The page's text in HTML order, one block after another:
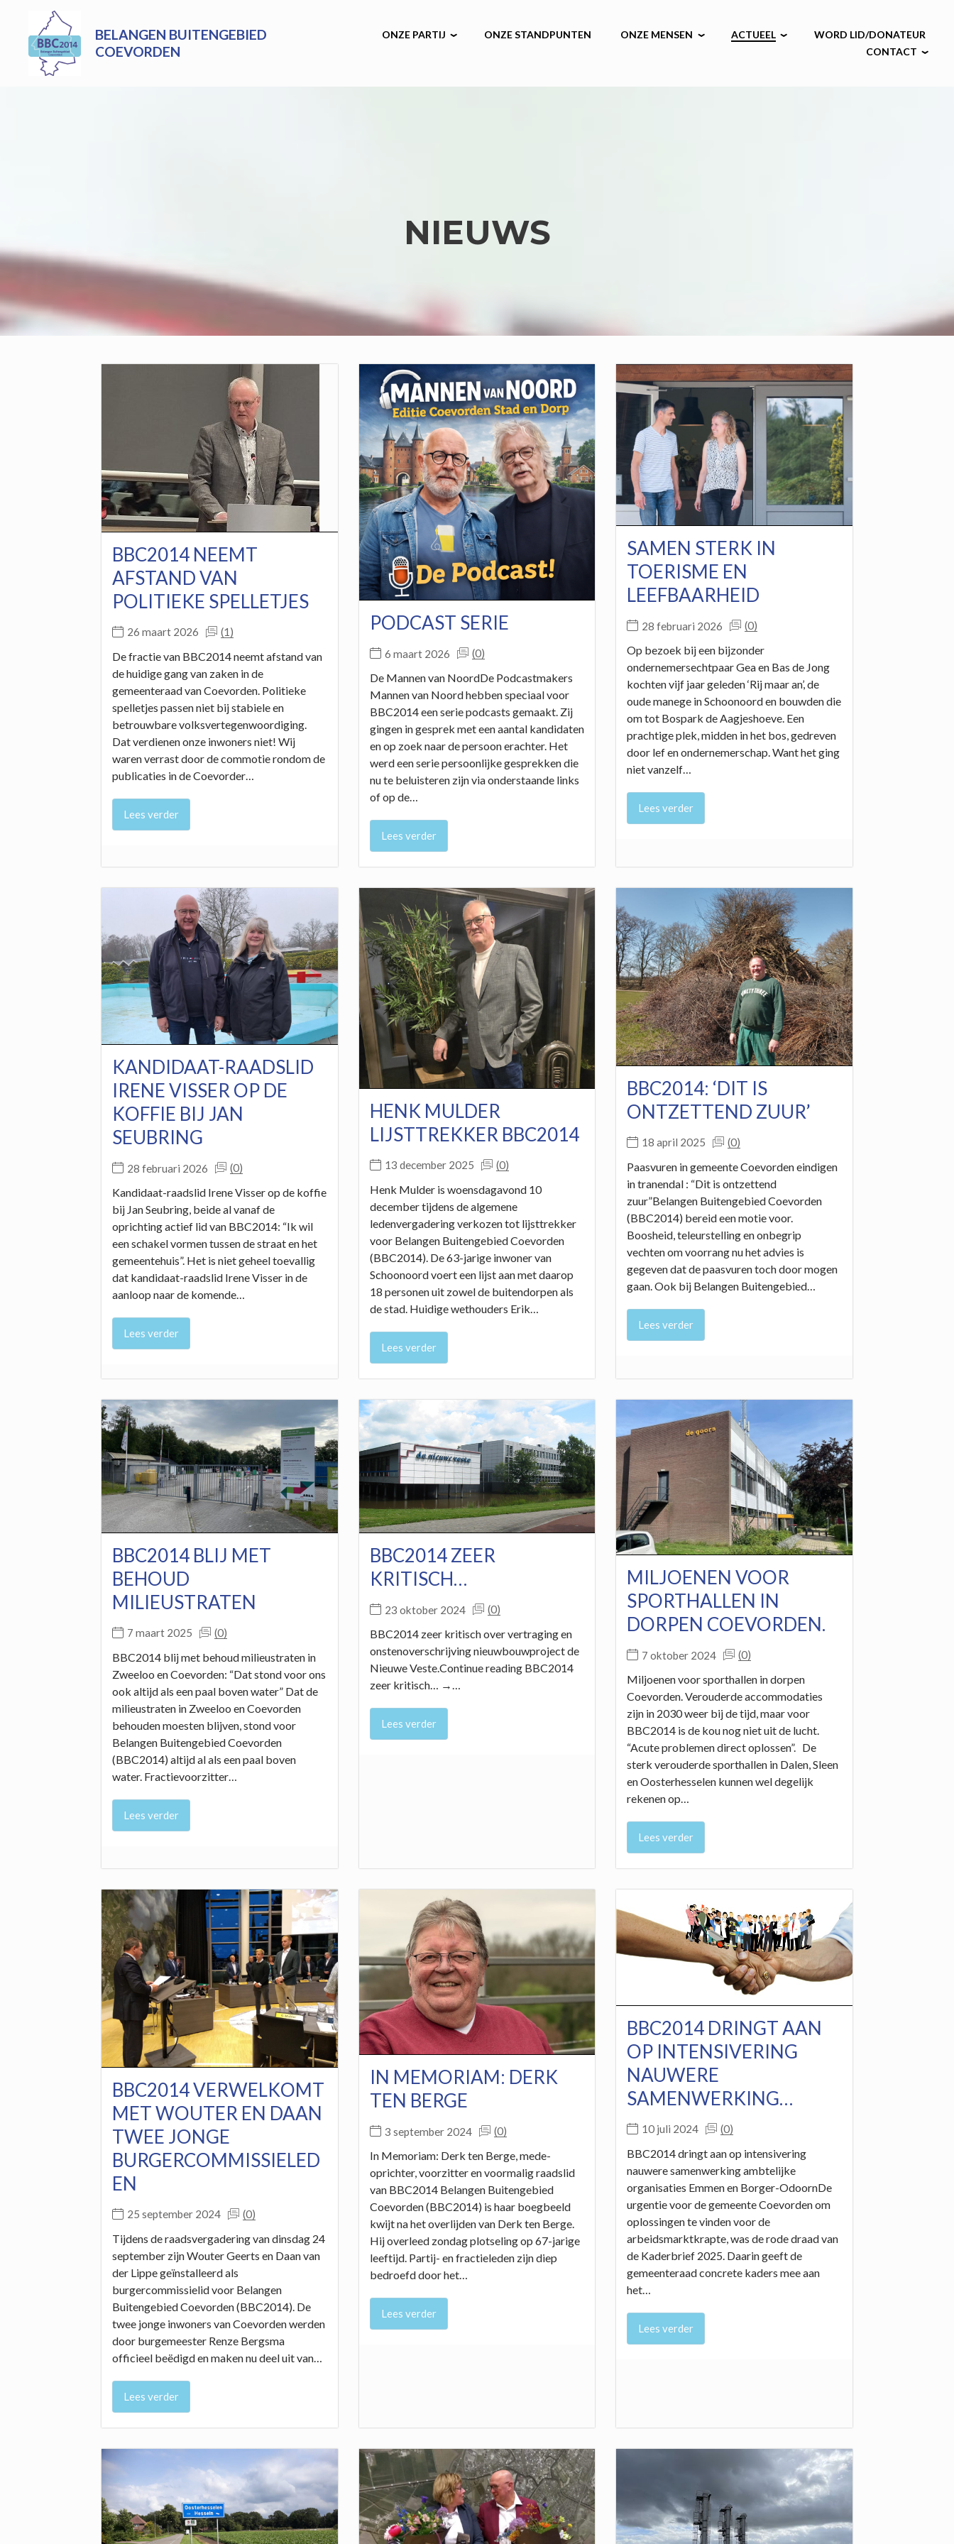
content
BELANGEN BUITENGEBIED
COEVORDEN
ONZE PARTIJ ONZE STANDPUNTEN ONZE MENSEN ACTUEEL
WORD LID/DONATEUR
CONTACT
NIEUWS
BBC2014 NEEMT
AFSTAND VAN
POLITIEKE SPELLETJES
26 maart 2026 (1)
De fractie van BBC2014 neemt afstand van
de huidige gang van zaken in de
gemeenteraad van Coevorden. Politieke
spelletjes passen niet bij stabiele en
betrouwbare volksvertegenwoordiging.
Dat verdienen onze inwoners niet! Wij
waren verrast door de commotie rondom de
publicaties in de Coevorder…
Lees verder
PODCAST SERIE
6 maart 2026 (0)
De Mannen van NoordDe Podcastmakers
Mannen van Noord hebben speciaal voor
BBC2014 een serie podcasts gemaakt. Zij
gingen in gesprek met een aantal kandidaten
en op zoek naar de persoon erachter. Het
werd een serie persoonlijke gesprekken die
nu te beluisteren zijn via onderstaande links
of op de…
Lees verder
SAMEN STERK IN
TOERISME EN
LEEFBAARHEID
28 februari 2026 (0)
Op bezoek bij een bijzonder
ondernemersechtpaar Gea en Bas de Jong
kochten vijf jaar geleden ‘Rij maar an’, de
oude manege in Schoonoord en bouwden die
om tot Bospark de Aagjeshoeve. Een
prachtige plek, midden in het bos, gedreven
door lef en ondernemerschap. Want het ging
niet vanzelf…
Lees verder
KANDIDAAT-RAADSLID
IRENE VISSER OP DE
KOFFIE BIJ JAN
SEUBRING
28 februari 2026 (0)
Kandidaat-raadslid Irene Visser op de koffie
bij Jan Seubring, beide al vanaf de
oprichting actief lid van BBC2014: “Ik wil
een schakel vormen tussen de straat en het
gemeentehuis”. Het is niet geheel toevallig
dat kandidaat-raadslid Irene Visser in de
aanloop naar de komende…
Lees verder
HENK MULDER
LIJSTTREKKER BBC2014
13 december 2025 (0)
Henk Mulder is woensdagavond 10
december tijdens de algemene
ledenvergadering verkozen tot lijsttrekker
voor Belangen Buitengebied Coevorden
(BBC2014). De 63-jarige inwoner van
Schoonoord voert een lijst aan met daarop
18 personen uit zowel de buitendorpen als
de stad. Huidige wethouders Erik…
Lees verder
BBC2014: ‘DIT IS
ONTZETTEND ZUUR’
18 april 2025 (0)
Paasvuren in gemeente Coevorden eindigen
in tranendal : “Dit is ontzettend
zuur”Belangen Buitengebied Coevorden
(BBC2014) bereid een motie voor.
Boosheid, teleurstelling en onbegrip
vechten om voorrang nu het advies is
gegeven dat de paasvuren toch door mogen
gaan. Ook bij Belangen Buitengebied…
Lees verder
BBC2014 BLIJ MET
BEHOUD
MILIEUSTRATEN
7 maart 2025 (0)
BBC2014 blij met behoud milieustraten in
Zweeloo en Coevorden: “Dat stond voor ons
ook altijd als een paal boven water” Dat de
milieustraten in Zweeloo en Coevorden
behouden moesten blijven, stond voor
Belangen Buitengebied Coevorden
(BBC2014) altijd al als een paal boven
water. Fractievoorzitter…
Lees verder
BBC2014 ZEER
KRITISCH…
23 oktober 2024 (0)
BBC2014 zeer kritisch over vertraging en
onstenoverschrijving nieuwbouwproject de
Nieuwe Veste.Continue reading BBC2014
zeer kritisch… →…
Lees verder
MILJOENEN VOOR
SPORTHALLEN IN
DORPEN COEVORDEN.
7 oktober 2024 (0)
Miljoenen voor sporthallen in dorpen
Coevorden. Verouderde accommodaties
zijn in 2030 weer bij de tijd, maar voor
BBC2014 is de kou nog niet uit de lucht.
“Acute problemen direct oplossen”. De
sterk verouderde sporthallen in Dalen, Sleen
en Oosterhesselen kunnen wel degelijk
rekenen op…
Lees verder
BBC2014 VERWELKOMT
MET WOUTER EN DAAN
TWEE JONGE
BURGERCOMMISSIELED
EN
25 september 2024 (0)
Tijdens de raadsvergadering van dinsdag 24
september zijn Wouter Geerts en Daan van
der Lippe geïnstalleerd als
burgercommissielid voor Belangen
Buitengebied Coevorden (BBC2014). De
twee jonge inwoners van Coevorden werden
door burgemeester Renze Bergsma
officieel beëdigd en maken nu deel uit van…
Lees verder
IN MEMORIAM: DERK
TEN BERGE
3 september 2024 (0)
In Memoriam: Derk ten Berge, mede-
oprichter, voorzitter en voormalig raadslid
van BBC2014 Belangen Buitengebied
Coevorden (BBC2014) is haar boegbeeld
kwijt na het overlijden van Derk ten Berge.
Hij overleed zondag plotseling op 67-jarige
leeftijd. Partij- en fractieleden zijn diep
bedroefd door het…
Lees verder
BBC2014 DRINGT AAN
OP INTENSIVERING
NAUWERE
SAMENWERKING…
10 juli 2024 (0)
BBC2014 dringt aan op intensivering
nauwere samenwerking ambtelijke
organisaties Emmen en Borger-OdoornDe
urgentie voor de gemeente Coevorden om
oplossingen te vinden voor de
arbeidsmarktkrapte, was de rode draad van
de Kaderbrief 2025. Daarin geeft de
gemeenteraad concrete kaders mee aan
het…
Lees verder